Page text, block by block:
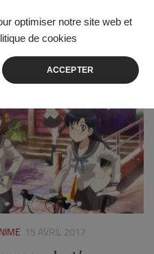
optimiser notre site web et
de cookies
ACCEPTER
15 AVRIL 2017